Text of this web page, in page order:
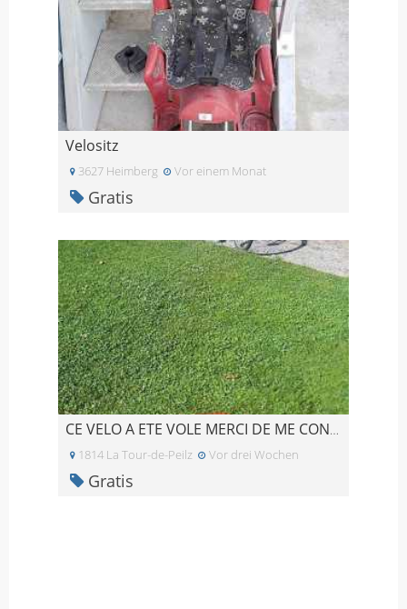
Velositz
3627 Heimberg Vor einem Monat
Gratis
CE VELO A ETE VOLE MERCI DE ME CONTACTER SI VOUS L
1814 La Tour-de-Peilz Vor drei Wochen
Gratis